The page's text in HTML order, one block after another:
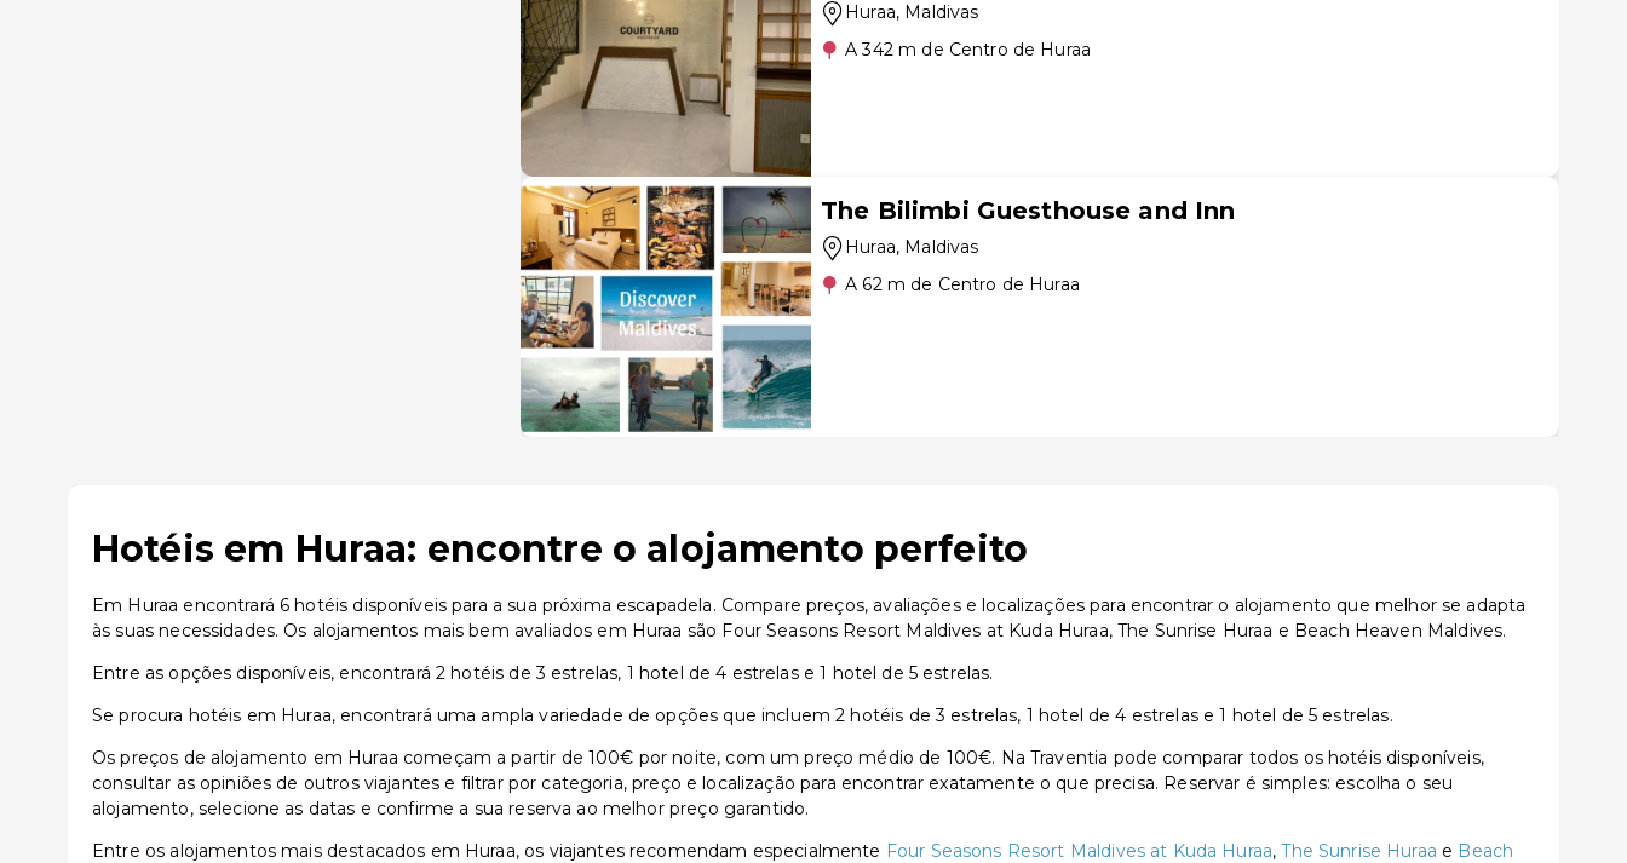
Huraa, Maldivas
A 342 m de Centro de Huraa
The Bilimbi Guesthouse and Inn
Huraa, Maldivas
A 62 m de Centro de Huraa
Hotéis em Huraa: encontre o alojamento perfeito
Em Huraa encontrará 6 hotéis disponíveis para a sua próxima escapadela. Compare preços, avaliações e localizações para encontrar o alojamento que melhor se adapta
às suas necessidades. Os alojamentos mais bem avaliados em Huraa são Four Seasons Resort Maldives at Kuda Huraa, The Sunrise Huraa e Beach Heaven Maldives.
Entre as opções disponíveis, encontrará 2 hotéis de 3 estrelas, 1 hotel de 4 estrelas e 1 hotel de 5 estrelas.
Se procura hotéis em Huraa, encontrará uma ampla variedade de opções que incluem 2 hotéis de 3 estrelas, 1 hotel de 4 estrelas e 1 hotel de 5 estrelas.
Os preços de alojamento em Huraa começam a partir de 100€ por noite, com um preço médio de 100€. Na Traventia pode comparar todos os hotéis disponíveis,
consultar as opiniões de outros viajantes e filtrar por categoria, preço e localização para encontrar exatamente o que precisa. Reservar é simples: escolha o seu
alojamento, selecione as datas e confirme a sua reserva ao melhor preço garantido.
Entre os alojamentos mais destacados em Huraa, os viajantes recomendam especialmente Four Seasons Resort Maldives at Kuda Huraa,The Sunrise Huraa e Beach